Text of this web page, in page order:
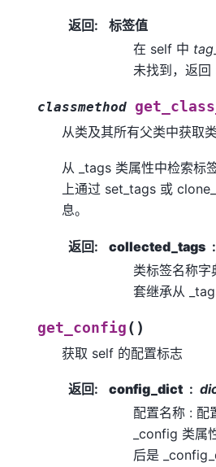
返回:
标签值
在 self 中
未找到，返回
classmethod
从类及其所有父类中获取类
从 _tags 类属性中检索标
上通过 set_tags 或
息。
返回: collected_tags
类标签名称
套继承从
get_config ( )
获取 self 的配置标志
返回: config_dict
配置名称 : 配
_config 类属
后是